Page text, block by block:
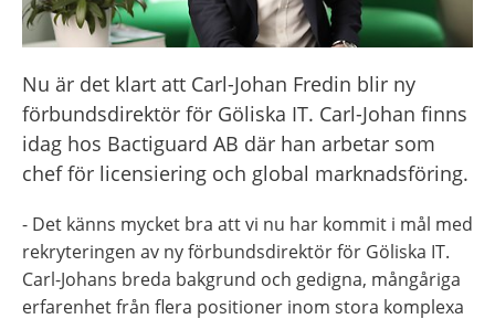
Nu är det klart att Carl-Johan Fredin blir ny
förbundsdirektör för Göliska IT. Carl-Johan finns
idag hos Bactiguard AB där han arbetar som
chef för licensiering och global marknadsföring.
- Det känns mycket bra att vi nu har kommit i mål med
rekryteringen av ny förbundsdirektör för Göliska IT.
Carl-Johans breda bakgrund och gedigna, mångåriga
erfarenhet från flera positioner inom stora komplexa